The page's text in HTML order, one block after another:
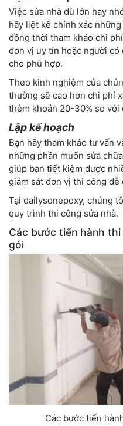
Việc sửa nhà dù lớn hay
hãy liệt kê chính xác
đồng thời tham khảo chi
đơn vị uy tín hoặc người
cho phù hợp.
Theo kinh nghiệm của
thường sẽ cao hơn chi phí
thêm khoản 20-30% so với
Lập kế hoạch
Bạn hãy tham khảo tư vấn
những phần muốn sửa
giúp bạn tiết kiệm được
giám sát đơn vị thi công dễ
Tại dailysonepoxy, chúng
quy trình thi công sửa nhà.
Các bước tiến hành
gói
Các bước tiến